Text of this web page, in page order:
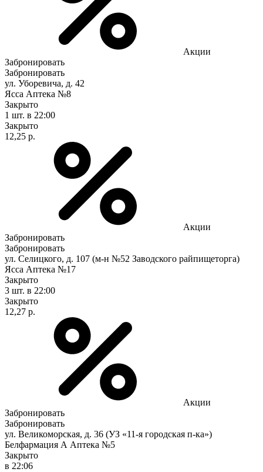
Акции
Забронировать
Забронировать
ул. Уборевича, д. 42
Ясса Аптека №8
Закрыто
1 шт. в 22:00
Закрыто
12,25 р.
Акции
Забронировать
Забронировать
ул. Селицкого, д. 107 (м-н №52 Заводского райпищеторга)
Ясса Аптека №17
Закрыто
3 шт. в 22:00
Закрыто
12,27 р.
Акции
Забронировать
Забронировать
ул. Великоморская, д. 36 (УЗ «11-я городская п-ка»)
Белфармация А Аптека №5
Закрыто
в 22:06